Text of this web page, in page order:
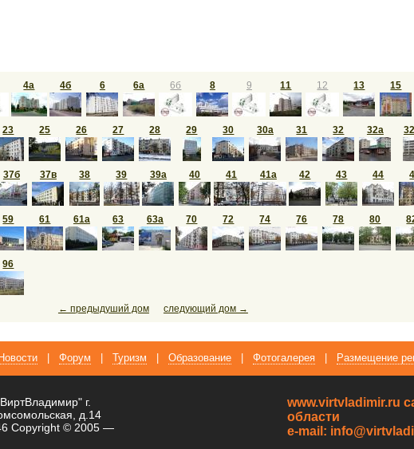
4а 4б 6 6а 6б 8 9 11 12 13 15
23 25 26 27 28 29 30 30а 31 32 32а
37б 37в 38 39 39а 40 41 41а 42 43 44
59 61 61а 63 63а 70 72 74 76 78 80
96
← предыдуший дом следующий дом →
Новости Форум Туризм Образование Фотогалерея Размещение
г.
д.14
Copyright © 2005 —
www.virtvladimir.ru
области
e-mail: